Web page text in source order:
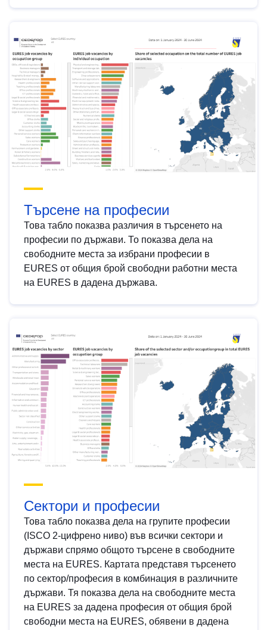
Търсене на професии
Това табло показва различия в търсенето на
професии по държави. То показва дела на
свободните места за избрани професии в
EURES от общия брой свободни работни места
на EURES в дадена държава.
Сектори и професии
Това табло показва дела на групите професии
(ISCO 2-цифрено ниво) във всички сектори и
държави спрямо общото търсене в свободните
места на EURES. Картата представя търсенето
по сектор/професия в комбинация в различните
държави. Тя показва дела на свободните места
на EURES за дадена професия от общия брой
свободни места на EURES, обявени в дадена